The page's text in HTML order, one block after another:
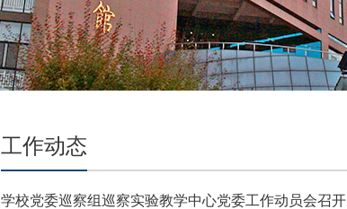
工作动态
学校党委巡察组巡察实验教学中心党委工作动员会召开